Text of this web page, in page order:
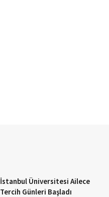
İstanbul Üniversitesi Ailece
Tercih Günleri Başladı